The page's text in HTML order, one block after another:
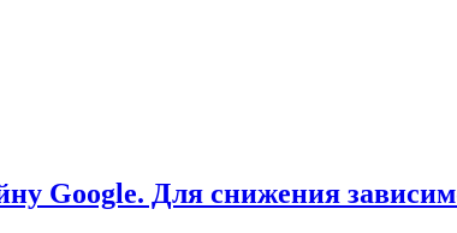
Google. Для снижения